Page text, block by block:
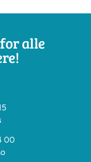
alle
00